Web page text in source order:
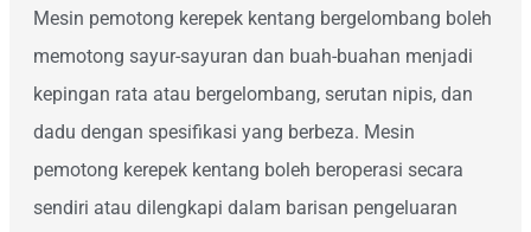
Mesin pemotong kerepek kentang bergelombang boleh
memotong sayur-sayuran dan buah-buahan menjadi
kepingan rata atau bergelombang, serutan nipis, dan
dadu dengan spesifikasi yang berbeza. Mesin
pemotong kerepek kentang boleh beroperasi secara
sendiri atau dilengkapi dalam barisan pengeluaran